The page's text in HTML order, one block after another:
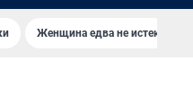
Женщина едва не истекла